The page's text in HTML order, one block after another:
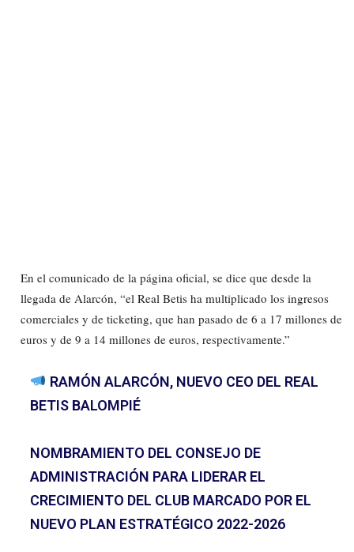
En el comunicado de la página oficial, se dice que desde la
llegada de Alarcón, “el Real Betis ha multiplicado los ingresos
comerciales y de ticketing, que han pasado de 6 a 17 millones de
euros y de 9 a 14 millones de euros, respectivamente.”
RAMÓN ALARCÓN, NUEVO CEO DEL REAL
BETIS BALOMPIÉ
NOMBRAMIENTO DEL CONSEJO DE
ADMINISTRACIÓN PARA LIDERAR EL
CRECIMIENTO DEL CLUB MARCADO POR EL
NUEVO PLAN ESTRATÉGICO 2022-2026